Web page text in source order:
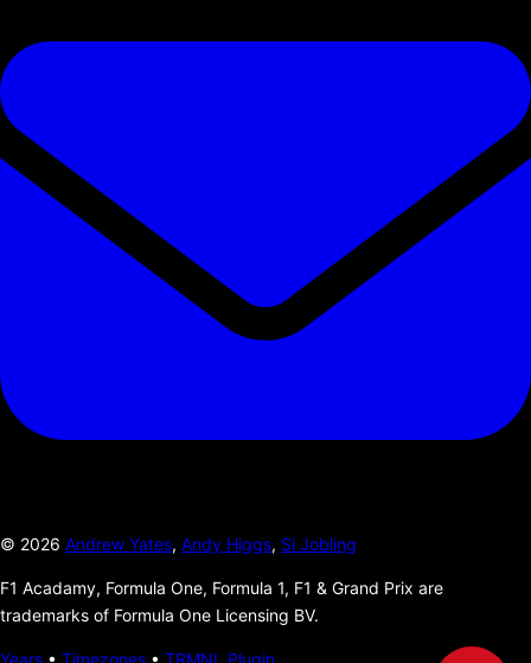
© 2026 Andrew Yates, Andy Higgs, Si Jobling
F1 Acadamy, Formula One, Formula 1, F1 & Grand Prix are
trademarks of Formula One Licensing BV.
Years • Timezones • TRMNL Plugin